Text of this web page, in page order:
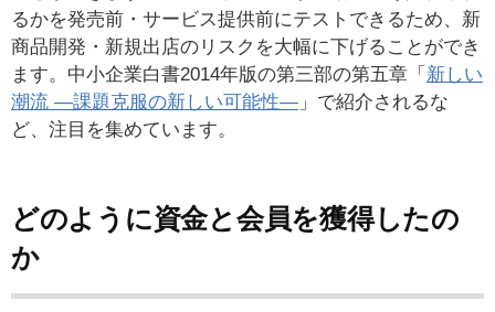
るかを発売前・サービス提供前にテストできるため、新
商品開発・新規出店のリスクを大幅に下げることができ
ます。中小企業白書2014年版の第三部の第五章「 新しい
潮流 ―課題克服の新しい可能性― 」で紹介されるな
ど、注目を集めています。
どのように資金と会員を獲得したの
か